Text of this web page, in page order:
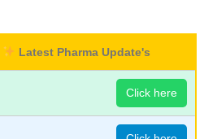
Latest Pharma Update's
Click here